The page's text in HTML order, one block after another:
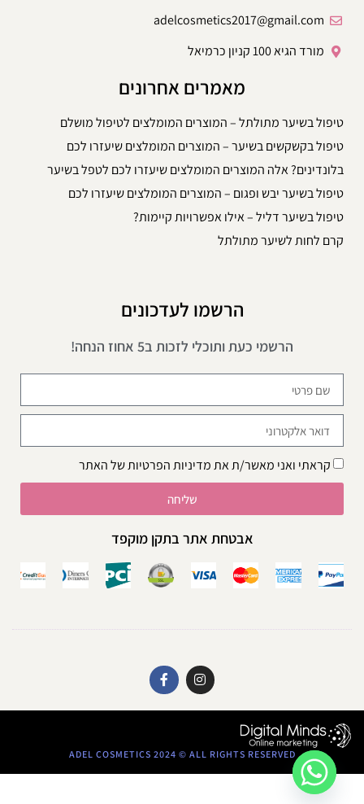
adelcosmetics2017@gmail.com
מורד הגיא 100 קניון כרמיאל
מאמרים אחרונים
טיפול בשיער מתולתל – המוצרים המומלצים לטיפול מושלם
טיפול בקשקשים בשיער – המוצרים המומלצים שיעזרו לכם
בלונדינים? אלה המוצרים המומלצים שיעזרו לכם לטפל בשיער
טיפול בשיער יבש ופגום – המוצרים המומלצים שיעזרו לכם
טיפול בשיער דליל – אילו אפשרויות קיימות?
קרם לחות לשיער מתולתל
הרשמו לעדכונים
הרשמי כעת ותוכלי לזכות ב5 אחוז הנחה!
קראתי ואני מאשר/ת אתמדיניות הפרטיותשל האתר
שליחה
אבטחת אתר בתקן מוקפד
ADEL COSMETICS 2024 © ALL RIGHTS RESERVED​